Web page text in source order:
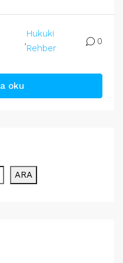
,
Hukuki
Rehber
0
oku
ARA